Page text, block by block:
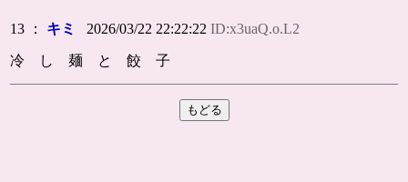
13 ： キミ 2026/03/22 22:22:22ID:x3uaQ.o.L2
冷 し 麺 と 餃 子